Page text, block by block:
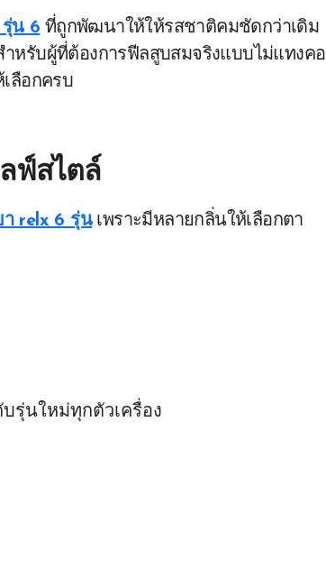
น 6 ที่ถูกพัฒนาให้ให้รสชาติคมชัดกว่าเดิม
หรับผู้ที่ต้องการฟีลสูบสมจริงแบบไม่แทงคอ
ลือกครบ
ฟ์สไตล์
า relx 6 รุ่นเพราะมีหลายกลิ่นให้เลือกตา
รุ่นใหม่ทุกตัวเครื่อง